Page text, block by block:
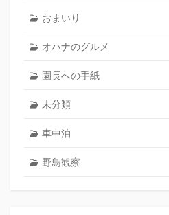
おまいり
オハナのグルメ
園長への手紙
未分類
車中泊
野鳥観察